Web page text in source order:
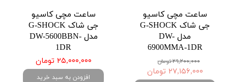
ساعت مچی کاسیو
جی شاک G-SHOCK
مدل DW-
6900MMA-1DR
۲۹,۲۰۰,۰۰۰ تومان
۲۷,۱۵۶,۰۰۰ تومان
ساعت مچی کاسیو
جی شاک G-SHOCK
مدل DW-5600BBN-
1DR
۲۵,۰۰۰,۰۰۰ تومان
افزودن به سبد خرید